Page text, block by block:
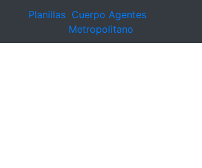
Planillas Cuerpo Agentes
Metropolitano